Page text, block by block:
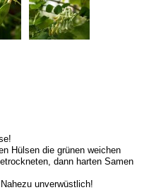
Hülsen die grünen weichen
dann harten Samen
unverwüstlich!